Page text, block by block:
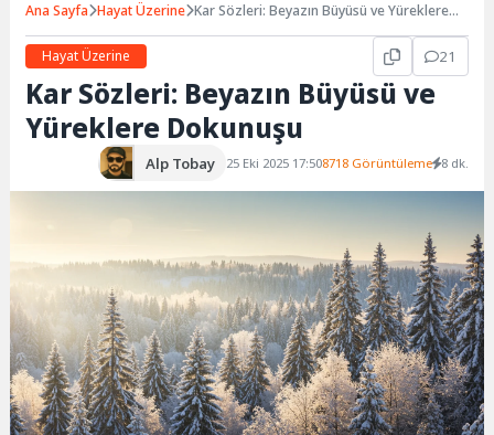
Ana Sayfa Hayat Üzerine Kar Sözleri: Beyazın Büyüsü ve Yüreklere
Hayat Üzerine
21
Kar Sözleri: Beyazın Büyüsü ve
Yüreklere Dokunuşu
Alp Tobay 25 Eki 2025 17:508718 Görüntüleme 8 dk.